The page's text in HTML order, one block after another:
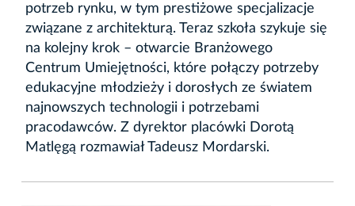
potrzeb rynku, w tym prestiżowe specjalizacje
związane z architekturą. Teraz szkoła szykuje się
na kolejny krok – otwarcie Branżowego
Centrum Umiejętności, które połączy potrzeby
edukacyjne młodzieży i dorosłych ze światem
najnowszych technologii i potrzebami
pracodawców. Z dyrektor placówki Dorotą
Matlęgą rozmawiał Tadeusz Mordarski.